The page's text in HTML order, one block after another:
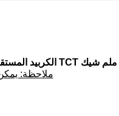
ملاحظة: